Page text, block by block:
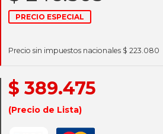
PRECIO ESPECIAL
Precio sin impuestos nacionales $ 223.080
$ 389.475
(Precio de Lista)